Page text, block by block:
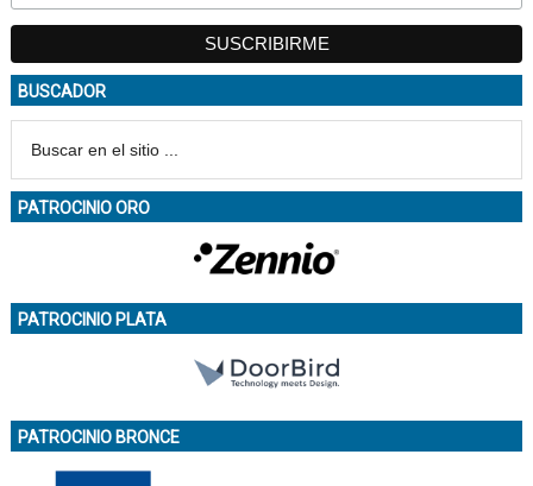
BUSCADOR
PATROCINIO ORO
PATROCINIO PLATA
PATROCINIO BRONCE